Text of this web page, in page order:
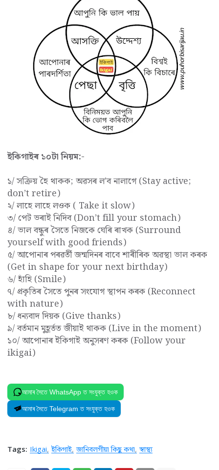
ইকিগাইৰ ১০টা নিয়ম:-
১/ সক্ৰিয় হৈ থাকক; অৱসৰ ল’ব নালাগে (Stay active;
don’t retire)
২/ লাহে লাহে লওক ( Take it slow)
৩/ পেট ভৰাই নিদিব (Don’t fill your stomach)
৪/ ভাল বন্ধুৰ সৈতে নিজকে ঘেৰি ৰাখক (Surround
yourself with good friends)
৫/ আপোনাৰ পৰৱৰ্তী জন্মদিনৰ বাবে শাৰীৰিক অৱস্থা ভাল কৰক
(Get in shape for your next birthday)
৬/ হাঁহি (Smile)
৭/ প্ৰকৃতিৰ সৈতে পুনৰ সংযোগ স্থাপন কৰক (Reconnect
with nature)
৮/ ধন্যবাদ দিয়ক (Give thanks)
৯/ বৰ্তমান মুহূৰ্তত জীয়াই থাকক (Live in the moment)
১০/ আপোনাৰ ইকিগাই অনুসৰণ কৰক (Follow your
ikigai)
আমাৰ সৈতে WhatsApp ত সংযুক্ত হওক
আমাৰ সৈতে Telegram ত সংযুক্ত হওক
Tags: Ikigai ইকিগাই জানিবলগীয়া কিছু কথা স্বাস্থ্য